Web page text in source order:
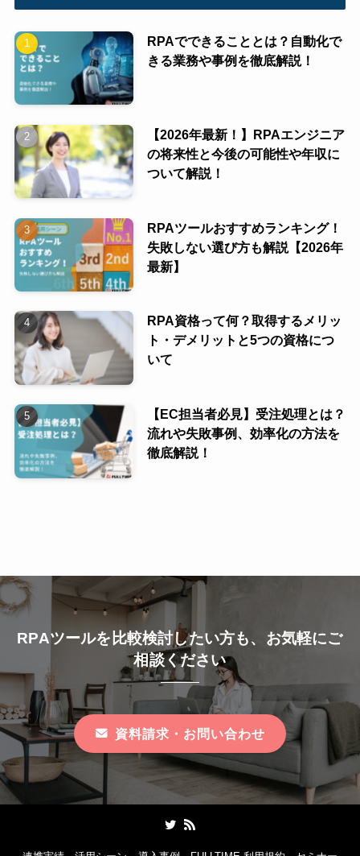
RPAでできることとは？自動化で
きる業務や事例を徹底解説！
【2026年最新！】RPAエンジニア
の将来性と今後の可能性や年収に
ついて解説！
RPAツールおすすめランキング！
失敗しない選び方も解説【2026年
最新】
RPA資格って何？取得するメリッ
ト・デメリットと5つの資格につ
いて
【EC担当者必見】受注処理とは？
流れや失敗事例、効率化の方法を
徹底解説！
RPAツールを比較検討したい方も、お気軽にご
相談ください
資料請求・お問い合わせ